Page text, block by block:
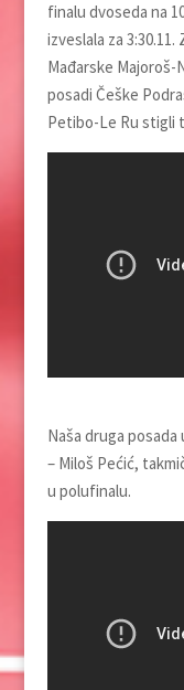
finalu dvoseda na
izveslala za
Mađarske Majoroš-
posadi Češke
Petibo-Le Ru stigli
Naša druga
– Miloš Pećić,
u polufinalu.